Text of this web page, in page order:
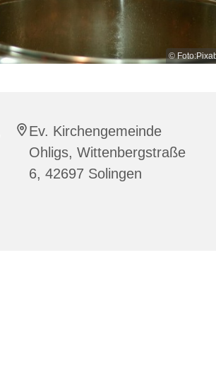
©
Ev. Kirchengemeinde
Ohligs, Wittenbergstraße
6, 42697 Solingen